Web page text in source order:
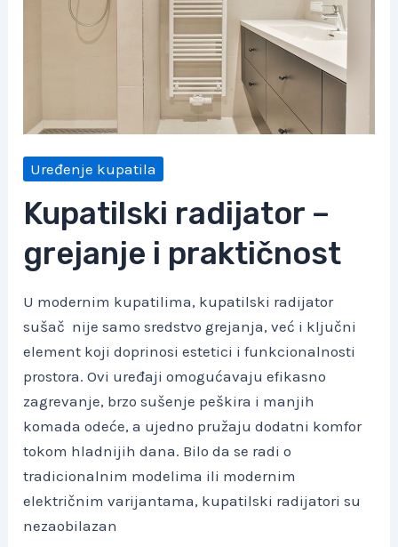
Uređenje kupatila
Kupatilski radijator –
grejanje i praktičnost
U modernim kupatilima, kupatilski radijator
sušač nije samo sredstvo grejanja, već i ključni
element koji doprinosi estetici i funkcionalnosti
prostora. Ovi uređaji omogućavaju efikasno
zagrevanje, brzo sušenje peškira i manjih
komada odeće, a ujedno pružaju dodatni komfor
tokom hladnijih dana. Bilo da se radi o
tradicionalnim modelima ili modernim
električnim varijantama, kupatilski radijatori su
nezaobilazan